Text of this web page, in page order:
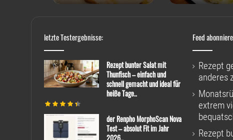
letzte Testergebnisse:
Rezept bunter Salat mit
Thunfisch – einfach und
schnell gemacht und ideal für
heiße Tage..
der Renpho MorphoScan Nova
Test – absolut Fit im Jahr
2026..
Feed
Rezept
anderes
extrem
Rezept